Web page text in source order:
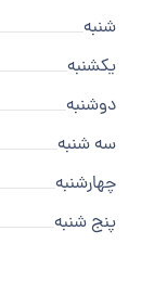
شنبه
یکشنبه
دوشنبه
سه شنبه
چهارشنبه
پنج شنبه